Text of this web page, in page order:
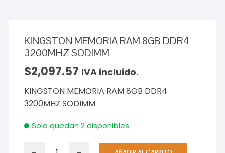
KINGSTON MEMORIA RAM 8GB DDR4
3200MHZ SODIMM
$2,097.57 IVA incluido.
KINGSTON MEMORIA RAM 8GB DDR4
3200MHZ SODIMM
Solo quedan 2 disponibles
KINGSTON